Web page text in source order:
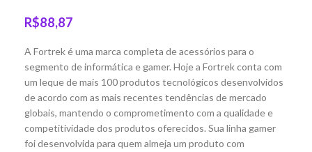
R$88,87
A Fortrek é uma marca completa de acessórios para o
segmento de informática e gamer. Hoje a Fortrek conta com
um leque de mais 100 produtos tecnológicos desenvolvidos
de acordo com as mais recentes tendências de mercado
globais, mantendo o comprometimento com a qualidade e
competitividade dos produtos oferecidos. Sua linha gamer
foi desenvolvida para quem almeja um produto com